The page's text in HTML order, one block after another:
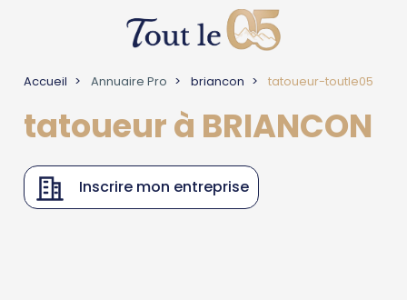
Accueil Annuaire Pro briancon tatoueur-toutle05
tatoueur à BRIANCON
Inscrire mon entreprise